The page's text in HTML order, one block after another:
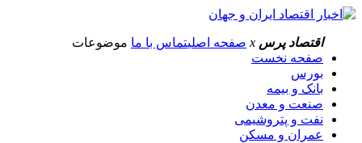
اقتصاد پرس x صفحه اصلیتماس با ما موضوعات
صفحه نخست
بورس
بانک و بیمه
صنعت و معدن
نفت و پتروشیمی
عمران و مسکن